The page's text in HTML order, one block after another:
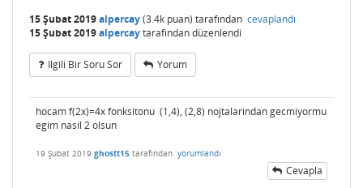
15 Şubat 2019alpercay(3.4k puan) tarafından cevaplandı
15 Şubat 2019alpercaytarafındandüzenlendi
Ilgili Bir Soru Sor Yorum
hocam f(2x)=4x fonksitonu (1,4), (2,8) nojtalarindan gecmiyormu
egim nasil 2 olsun
19 Şubat 2019 ghostt15 tarafından yorumlandı
Cevapla